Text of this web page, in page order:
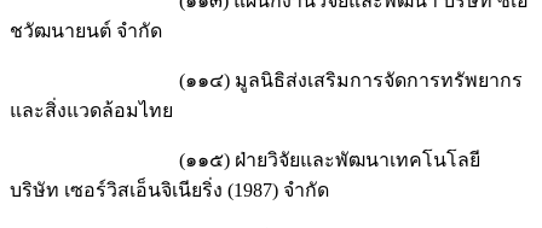
ชวัฒนายนต์ จำกัด
(๑๑๔) มูลนิธิส่งเสริมการจัดการทรัพยากร
และสิ่งแวดล้อมไทย
(๑๑๕) ฝ่ายวิจัยและพัฒนาเทคโนโลยี
บริษัท เซอร์วิสเอ็นจิเนียริ่ง (1987) จำกัด